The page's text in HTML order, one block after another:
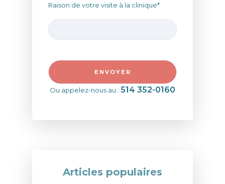
Raison de votre visite à la clinique*
Ou appelez-nous au : 514 352-0160
Articles populaires